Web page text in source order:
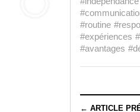
#routine
#expériences
#avantages
← ARTICLE